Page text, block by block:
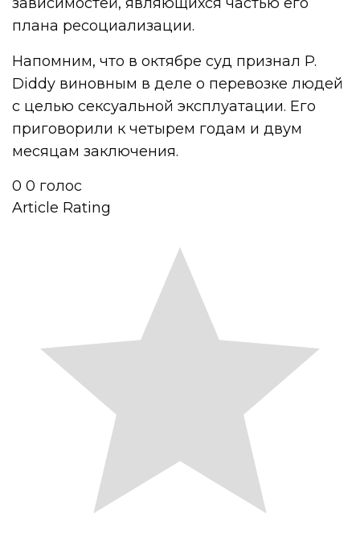
плана ресоциализации.
Напомним, что в октябре суд признал P.
Diddy виновным в деле о перевозке людей
с целью сексуальной эксплуатации. Его
приговорили к четырем годам и двум
месяцам заключения.
0 0 голос
Article Rating